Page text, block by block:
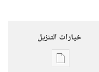
خيارات التنزيل
خيارات